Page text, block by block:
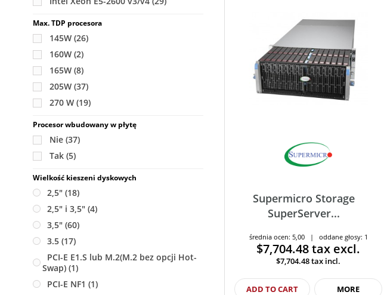
Max. TDP procesora
145W (26)
160W (2)
165W (8)
205W (37)
270 W (19)
Procesor wbudowany w płytę
Nie (37)
Tak (5)
Wielkość kieszeni dyskowych
2,5" (18)
2,5" i 3,5" (4)
3,5" (60)
3.5 (17)
PCI-E E1.S lub M.2(M.2 bez opcji Hot-
Swap) (1)
PCI-E NF1 (1)
Supermicro Storage
SuperServer...
średnia ocen: 5,00 | oddane głosy: 1
$7,704.48tax excl.
$7,704.48tax incl.
ADD TO CART MORE